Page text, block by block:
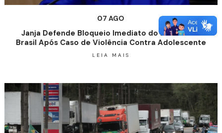
07 AGO
Janja Defende Bloqueio Imediato do Discord no
Brasil Após Caso de Violência Contra Adolescente
LEIA MAIS